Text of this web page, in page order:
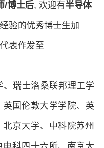
/博士后, 欢迎有半导体
经验的优秀博士生加
表作发至
瑞士洛桑联邦理工学
国伦敦大学学院、英
京大学、 中科院苏州